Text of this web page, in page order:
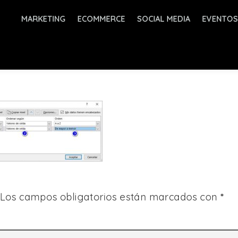
MARKETING ECOMMERCE SOCIAL MEDIA EVENTOS
Los campos obligatorios están marcados con *